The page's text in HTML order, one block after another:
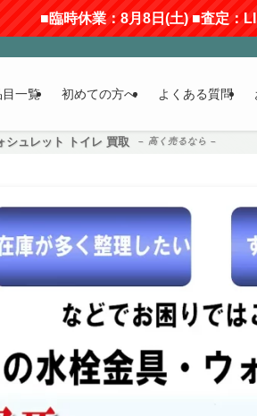
8月8日(土) ■査定：LINEとメールの
目一覧 初めての方へ よくある質問
シュレット トイレ 買取 – 高く売るなら –